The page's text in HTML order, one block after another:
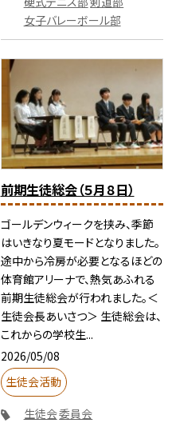
女子バレーボール部
前期生徒総会（５月８日）
ゴールデンウィークを挟み、季節
はいきなり夏モードとなりました。
途中から冷房が必要となるほどの
体育館アリーナで、熱気あふれる
前期生徒総会が行われました。＜
生徒会長あいさつ＞ 生徒総会は、
これからの学校生...
2026/05/08
生徒会活動
生徒会委員会